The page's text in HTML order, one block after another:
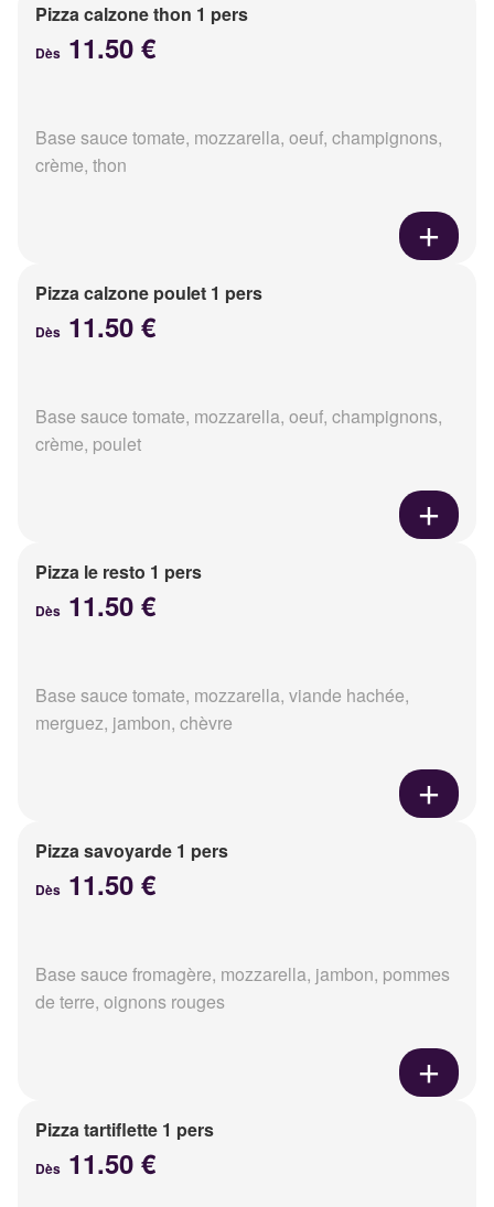
Pizza calzone thon 1 pers
Dès 11.50 €
Base sauce tomate, mozzarella, oeuf, champignons,
crème, thon
Pizza calzone poulet 1 pers
Dès 11.50 €
Base sauce tomate, mozzarella, oeuf, champignons,
crème, poulet
Pizza le resto 1 pers
Dès 11.50 €
Base sauce tomate, mozzarella, viande hachée,
merguez, jambon, chèvre
Pizza savoyarde 1 pers
Dès 11.50 €
Base sauce fromagère, mozzarella, jambon, pommes
de terre, oignons rouges
Pizza tartiflette 1 pers
Dès 11.50 €